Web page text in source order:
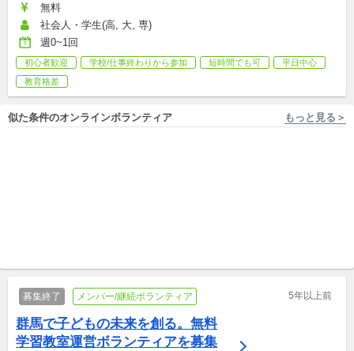
無料
社会人・学生(高, 大, 専)
週0~1回
初心者歓迎 学校/仕事終わりから参加 短時間でも可
平日中心
教育格差
似た条件のオンラインボランティア もっと見る＞
募集終了 メンバー/継続ボランティア 5年以上前
群馬で子どもの未来を創る。無料
学習教室運営ボランティアを募集